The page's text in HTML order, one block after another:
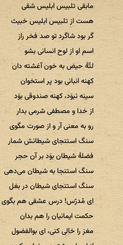
مابقی تلبیس ابلیس شقی
هست از تلبیس ابلیس خبیث
گر بود شاگرد تو صد فخر راز
اسم او از لوح انسانی بشو
لتّهٔ حیض به خون آغشته دان
کهنه انبانی بود پر استخوان
سینه نبوَد، کهنه صندوقی بوَد
از خدا و مصطفی شرمی بدار
رو به معنی آر و از صورت مگوی
سنگ استنجای شیطانش شمار
فضلهٔ شیطان بوَد بر آن حجر
سنگ استنجا به شیطان می‌دهی
سنگ استنجای شیطان در بغل
ای مُدرّس! درس عشقی هم بگوی
حکمت ایمانیان را هم بدان
مغز را خالی کنی، ای بوالفضول